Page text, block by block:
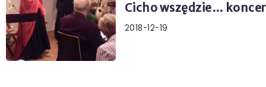
Cicho wszędzie…
2018-12-19